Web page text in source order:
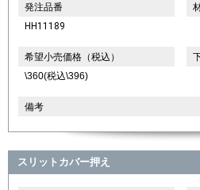
発注品番
HH11189
希望小売価格（税込）
\360(税込\396)
備考
スリットカバー押え